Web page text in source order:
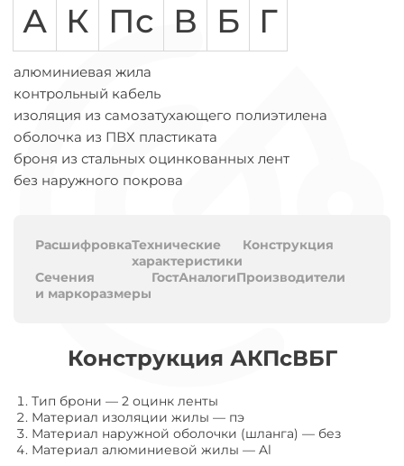
А К Пс В Б Г
алюминиевая жила
контрольный кабель
изоляция из самозатухающего полиэтилена
оболочка из ПВХ пластиката
броня из стальных оцинкованных лент
без наружного покрова
РасшифровкаТехнические
характеристики
Конструкция
Сечения
и маркоразмеры
ГостАналогиПроизводители
Конструкция АКПсВБГ
Тип брони — 2 оцинк ленты
Материал изоляции жилы — пэ
Материал наружной оболочки (шланга) — без
Материал алюминиевой жилы — Al